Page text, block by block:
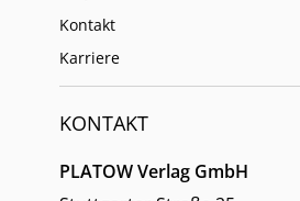
Kontakt
Karriere
KONTAKT
PLATOW Verlag GmbH